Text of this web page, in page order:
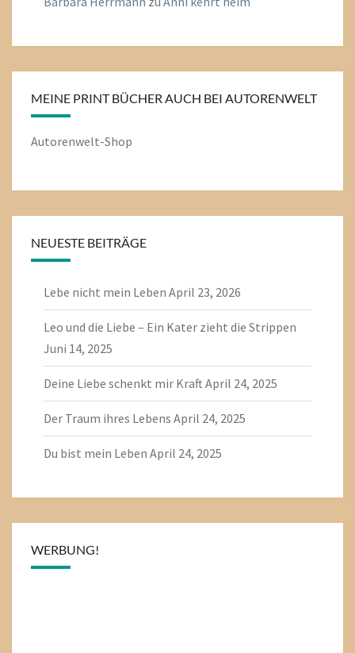
MEINE PRINT BÜCHER AUCH BEI AUTORENWELT
Autorenwelt-Shop
NEUESTE BEITRÄGE
Lebe nicht mein Leben April 23, 2026
Leo und die Liebe – Ein Kater zieht die Strippen
Juni 14, 2025
Deine Liebe schenkt mir KraftApril 24, 2025
Der Traum ihres Lebens April 24, 2025
Du bist mein Leben April 24, 2025
WERBUNG!